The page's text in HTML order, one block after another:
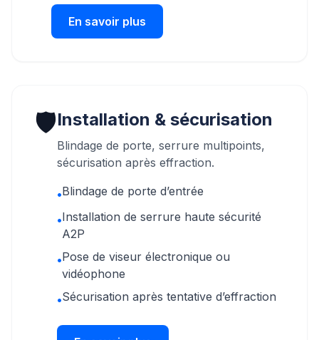
En savoir plus
🛡️Installation & sécurisation
Blindage de porte, serrure multipoints,
sécurisation après effraction.
•Blindage de porte d’entrée
•Installation de serrure haute sécurité
A2P
•Pose de viseur électronique ou
vidéophone
•Sécurisation après tentative d’effraction